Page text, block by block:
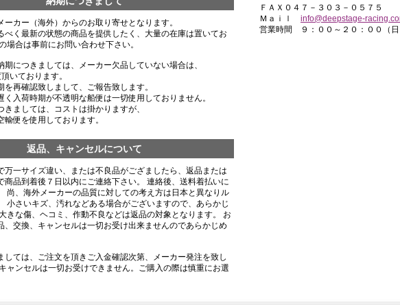
ーカー（海外）からのお取り寄せとなります。
べく最新の状態の商品を提供したく、大量の在庫は置いてお
場合は事前にお問い合わせ下さい。
期につきましては、メーカー欠品していない場合は、
いております。
を再確認致しまして、ご報告致します。
く入荷時期が不透明な船便は一切使用しておりません。
きましては、コストは掛かりますが、
便を使用しております。
返品、キャンセルについて
万一サイズ違い、または不良品がござましたら、返品または
商品到着後７日以内にご連絡下さい。 連絡後、送料着払いに
尚、海外メーカーの品質に対しての考え方は日本と異なりル
小さいキズ、汚れなどある場合がございますので、あらかじ
きな傷、ヘコミ、作動不良などは返品の対象となります。 お
、交換、キャンセルは一切お受け出来ませんのであらかじめ
しては、ご注文を頂きご入金確認次第、メーカー発注を致し
ャンセルは一切お受けできません。ご購入の際は慎重にお選
ＦＡＸ０４７－３０３－０５７５
Ｍａｉｌ info@deepstage-
営業時間 ９：００～２０：００（日